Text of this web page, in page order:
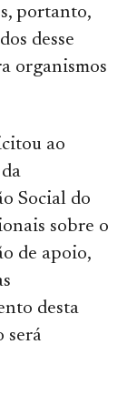
portanto,
desse
organismos
ao
Social do
sobre o
de apoio,
desta
será